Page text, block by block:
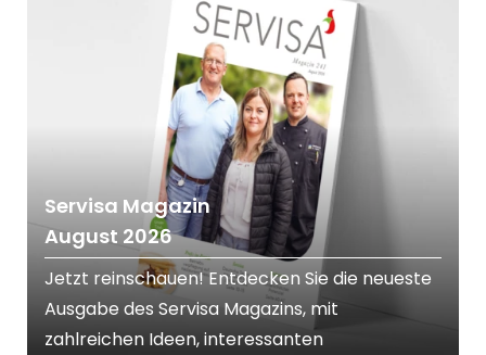
Servisa Magazin
August 2026
Jetzt reinschauen! Entdecken Sie die neueste
Ausgabe des Servisa Magazins, mit
zahlreichen Ideen, interessanten